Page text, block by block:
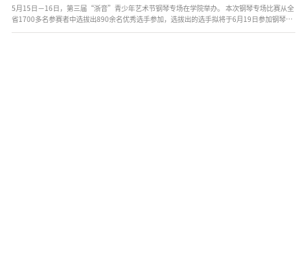
5月15日－16日，第三届“浙音”青少年艺术节钢琴专场在学院举办。 本次钢琴专场比赛从全
省1700多名参赛者中选拔出890余名优秀选手参加，选拔出的选手拟将于6月19日参加钢琴专